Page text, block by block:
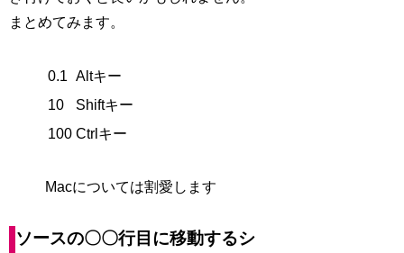
まとめてみます。
0.1 Altキー
10
Shiftキー
100 Ctrlキー
Macについては割愛します
ソースの〇〇行目に移動するシ